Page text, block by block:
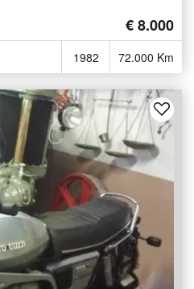
€ 8.000
1982 72.000 Km